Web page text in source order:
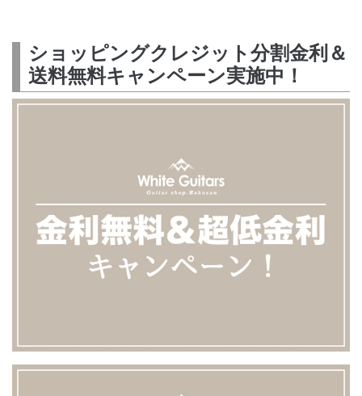
ショッピングクレジット分割金利＆
送料無料キャンペーン実施中！